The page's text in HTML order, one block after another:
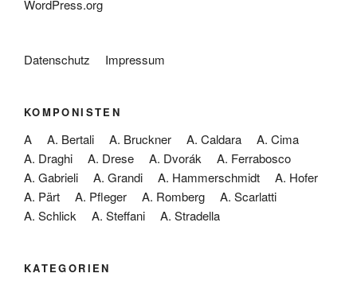
WordPress.org
Datenschutz Impressum
KOMPONISTEN
A A. Bertali A. Bruckner A. Caldara
A. Cima
A. Draghi
A. Drese A. Dvorák
A. Ferrabosco
A. Gabrieli
A. Grandi A. Hammerschmidt
A. Hofer
A. Pärt
A. Pfleger A. Romberg
A. Scarlatti
A. Schlick
A. Steffani A. Stradella
KATEGORIEN